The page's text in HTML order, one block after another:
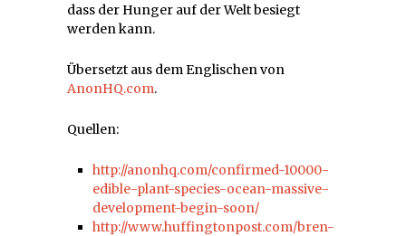
dass der Hunger auf der Welt besiegt
werden kann.
Übersetzt aus dem Englischen von
AnonHQ.com.
Quellen:
http://anonhq.com/confirmed-10000-
edible-plant-species-ocean-massive-
development-begin-soon/
http://www.huffingtonpost.com/bren-